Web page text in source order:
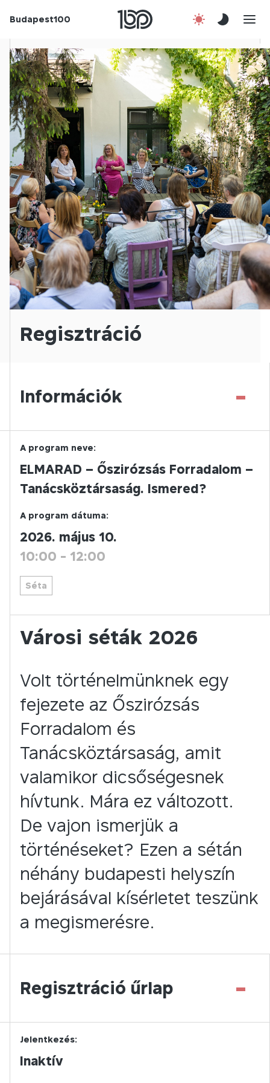
Budapest100
Csatlakozz!
Kapcsolat
En
Regisztráció
Információk -
A program neve:
ELMARAD – Őszirózsás Forradalom –
Tanácsköztársaság. Ismered?
A program dátuma:
2026. május 10.
10:00 - 12:00
Séta
Városi séták 2026
Volt történelmünknek egy
fejezete az Őszirózsás
Forradalom és
Tanácsköztársaság, amit
valamikor dicsőségesnek
hívtunk. Mára ez változott.
De vajon ismerjük a
történéseket? Ezen a sétán
néhány budapesti helyszín
bejárásával kísérletet teszünk
a megismerésre.
Regisztráció űrlap -
Jelentkezés:
Inaktív